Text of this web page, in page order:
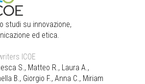
studi su innovazione,
ed etica.
ICOE
S., Matteo R., Laura A.,
B., Giorgio F., Anna C., Miriam